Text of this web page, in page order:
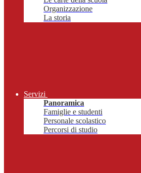
Organizzazione
La storia
Servizi
Panoramica
Famiglie e studenti
Personale scolastico
Percorsi di studio